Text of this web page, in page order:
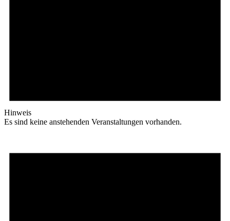
Hinweis
Es sind keine anstehenden Veranstaltungen vorhanden.